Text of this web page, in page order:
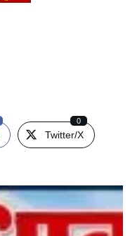
Twitter/X
0